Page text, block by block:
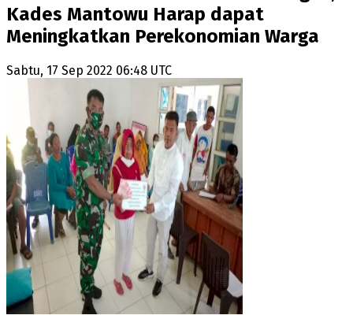
Kades Mantowu Harap dapat
Meningkatkan Perekonomian Warga
Sabtu, 17 Sep 2022 06:48 UTC